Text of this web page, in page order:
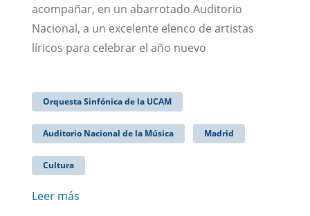
acompañar, en un abarrotado Auditorio
Nacional, a un excelente elenco de artistas
líricos para celebrar el año nuevo
Orquesta Sinfónica de la UCAM
Auditorio Nacional de la Música Madrid
Cultura
Leer más